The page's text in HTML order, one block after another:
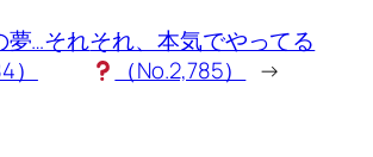
夢…それそれ、本気でやってる
（No.2,785）
→